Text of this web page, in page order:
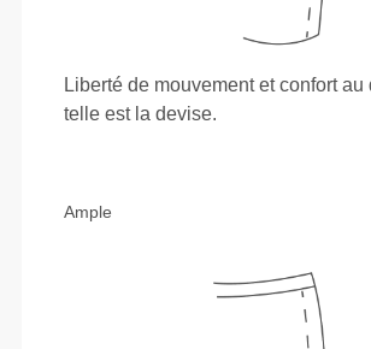
Liberté de mouvement et confort au
telle est la devise.
Ample